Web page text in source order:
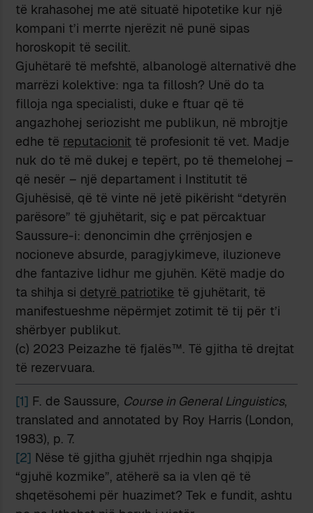
të krahasohej me atë situatë hipotetike kur një
kompani t’i merrte njerëzit në punë sipas
horoskopit të secilit.
Gjuhëtarë të mefshtë, albanologë alternativë dhe
marrëzi kolektive: nga ta fillosh? Unë do ta
filloja nga specialisti, duke e ftuar që të
angazhohej seriozisht me publikun, në mbrojtje
edhe të reputacionit të profesionit të vet. Madje
nuk do të më dukej e tepërt, po të themelohej –
që nesër – një departament i Institutit të
Gjuhësisë, që të vinte në jetë pikërisht “detyrën
parësore” të gjuhëtarit, siç e pat përcaktuar
Saussure-i: denoncimin dhe çrrënjosjen e
nocioneve absurde, paragjykimeve, iluzioneve
dhe fantazive lidhur me gjuhën. Këtë madje do
ta shihja si detyrë patriotike të gjuhëtarit, të
manifestueshme nëpërmjet zotimit të tij për t’i
shërbyer publikut.
(c) 2023 Peizazhe të fjalës™. Të gjitha të drejtat
të rezervuara.
[1] F. de Saussure, Course in General Linguistics,
translated and annotated by Roy Harris (London,
1983), p. 7.
[2] Nëse të gjitha gjuhët rrjedhin nga shqipja
“gjuhë kozmike”, atëherë sa ia vlen që të
shqetësohemi për huazimet? Tek e fundit, ashtu